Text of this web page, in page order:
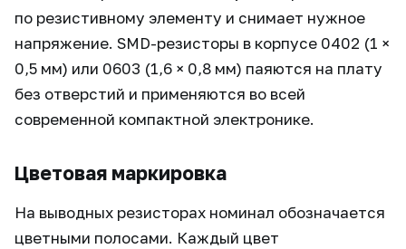
по резистивному элементу и снимает нужное
напряжение. SMD-резисторы в корпусе 0402 (1 ×
0,5 мм) или 0603 (1,6 × 0,8 мм) паяются на плату
без отверстий и применяются во всей
современной компактной электронике.
Цветовая маркировка
На выводных резисторах номинал обозначается
цветными полосами. Каждый цвет